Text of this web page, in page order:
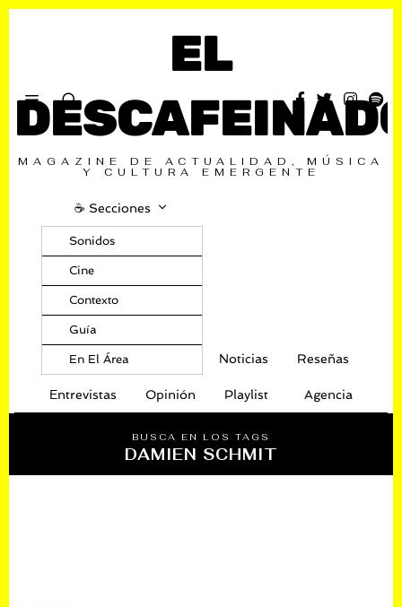
EL
MAGAZINE DE ACTUALIDAD, MÚSICA
Y CULTURA EMERGENTE
☕️ Secciones
Sonidos
Cine
Contexto
Guía
En El Área Noticias Reseñas
Entrevistas Opinión Playlist Agencia
BUSCA EN LOS TAGS
DAMIEN SCHMIT